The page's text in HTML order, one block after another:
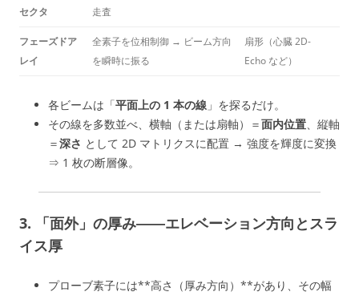
セクタ
走査
フェーズドア
レイ
全素子を位相制御 → ビーム方向
を瞬時に振る
扇形（心臓 2D-
Echo など）
各ビームは「平面上の 1 本の線 」を探るだけ。
その線を多数並べ、横軸（または扇軸）＝面内位置、縦軸
＝深さ として 2D マトリクスに配置 → 強度を輝度に変換
⇒ 1 枚の断層像。
3. 「面外」の厚み――エレベーション方向 とスラ
イス厚
プローブ素子には**高さ（厚み方向）**があり、その幅